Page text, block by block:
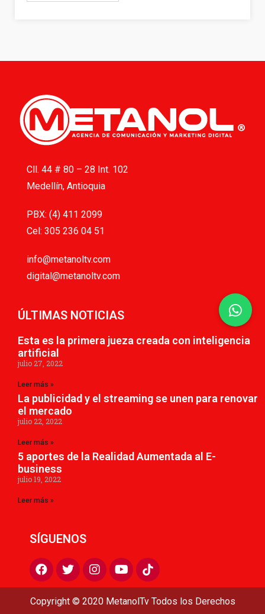
Cll. 44 # 80 – 28 Int. 102
Medellín, Antioquia
PBX: (4) 411 2099
Cel: 305 236 04 51
info@metanoltv.com
digital@metanoltv.com
ÚLTIMAS NOTICIAS
Esta es la primera jueza creada con inteligencia
artificial
julio 27, 2022
Leer más »
La publicidad y el streaming se unen para renovar
el mercado
julio 22, 2022
Leer más »
5 aportes de la Realidad Aumentada al E-
business
julio 19, 2022
Leer más »
SÍGUENOS
Copyright © 2020MetanolTv Todos los Derechos